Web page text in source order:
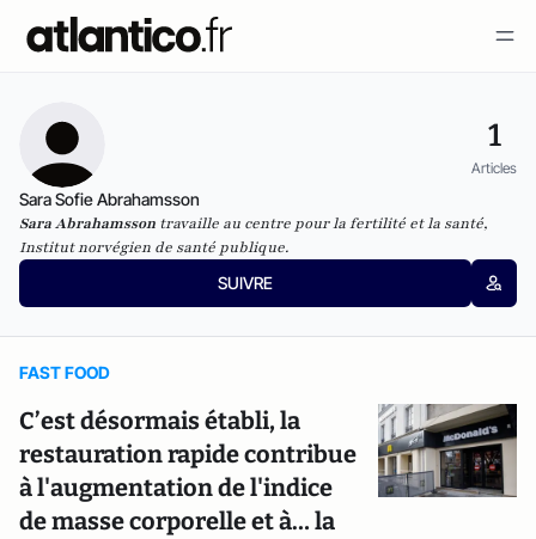
1
Articles
Sara Sofie Abrahamsson
Sara Abrahamsson travaille au centre pour la fertilité et la santé,
Institut norvégien de santé publique.
SUIVRE
FAST FOOD
C’est désormais établi, la
restauration rapide contribue
à l'augmentation de l'indice
de masse corporelle et à… la